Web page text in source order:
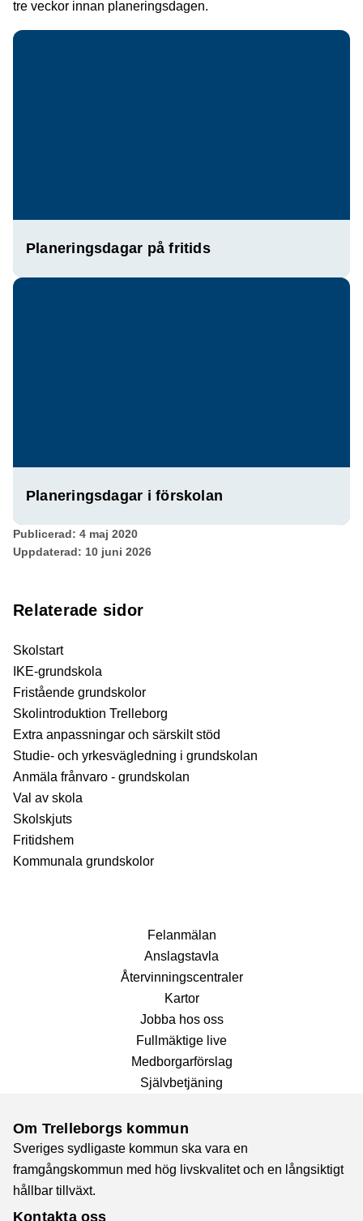
tre veckor innan planeringsdagen.
Planeringsdagar på fritids
Planeringsdagar i förskolan
Publicerad: 4 maj 2020
Uppdaterad: 10 juni 2026
Relaterade sidor
Skolstart
IKE-grundskola
Fristående grundskolor
Skolintroduktion Trelleborg
Extra anpassningar och särskilt stöd
Studie- och yrkesvägledning i grundskolan
Anmäla frånvaro - grundskolan
Val av skola
Skolskjuts
Fritidshem
Kommunala grundskolor
Fel­anmälan
Anslags­tavla
Återvinnings­centraler
Kartor
Jobba hos oss
Fullmäktige live
Medborgarförslag
Självbetjäning
Om Trelleborgs kommun
Sveriges sydligaste kommun ska vara en
framgångskommun med hög livskvalitet och en långsiktigt
hållbar tillväxt.
Kontakta oss